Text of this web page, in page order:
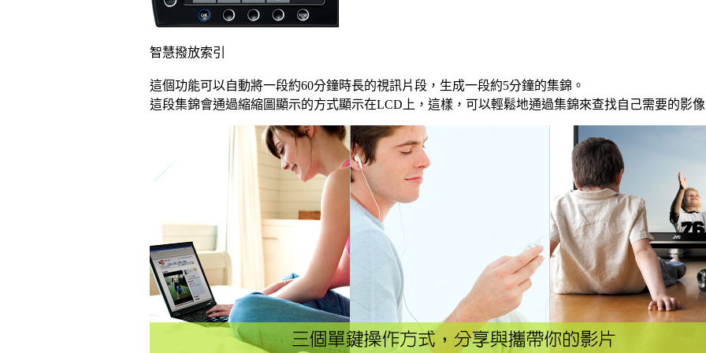
智慧撥放索引
這個功能可以自動將一段約60分鐘時長的視訊片段，生成一段約5分鐘的集錦。
這段集錦會通過縮縮圖顯示的方式顯示在LCD上，這樣，可以輕鬆地通過集錦來查找自己需要的影